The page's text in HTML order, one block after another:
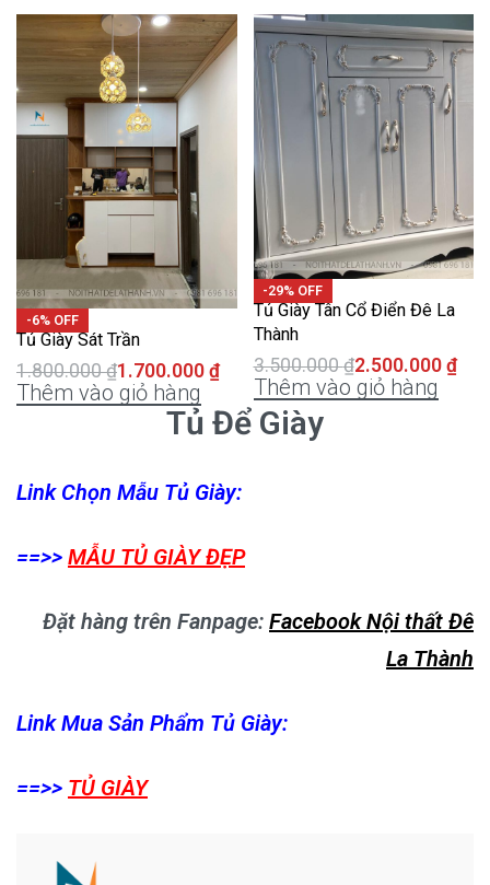
-6% OFF
Tủ Giày Sát Trần
1.800.000₫1.700.000 ₫
Thêm vào giỏ hàng
-29% OFF
Tủ Giày Tân Cổ Điển Đê La
Thành
3.500.000₫2.500.000 ₫
Thêm vào giỏ hàng
Tủ Để Giày
Link Chọn Mẫu Tủ Giày:
==>> MẪU TỦ GIÀY ĐẸP
Đặt hàng trên Fanpage: Facebook Nội thất Đê
La Thành
Link Mua Sản Phẩm Tủ Giày:
==>> TỦ GIÀY